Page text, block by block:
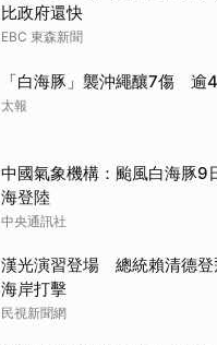
比政府還快
EBC 東森新聞
「白海豚」襲沖繩釀7傷 逾
太報
中國氣象機構：颱風白海豚9
海登陸
中央通訊社
漢光演習登場 總統賴清德登
海岸打擊
民視新聞網